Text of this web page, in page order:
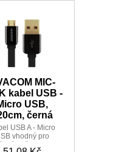
Vašeho
MIC-
kabel USB -
USB,
černá
USB A - Micro
vhodný pro